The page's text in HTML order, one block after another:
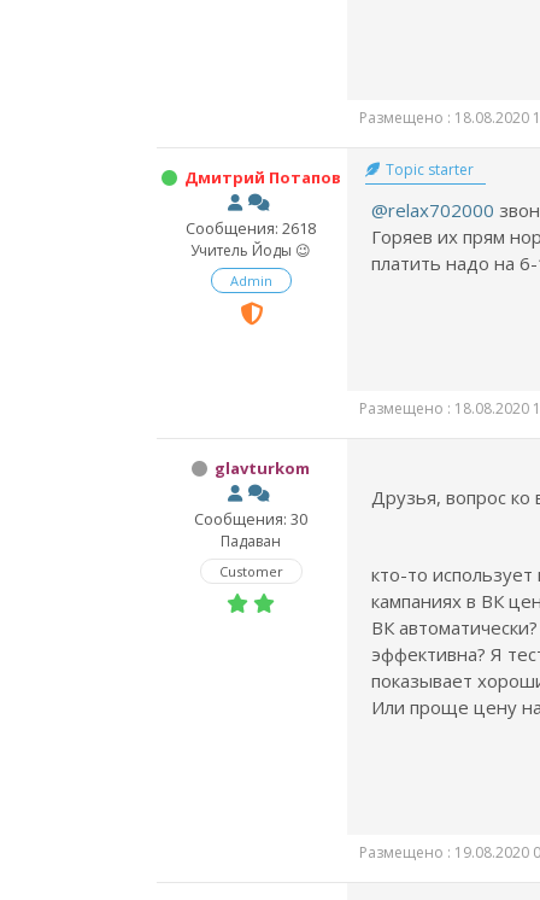
Размещено : 18.08.2020
Дмитрий Потапов
Сообщения: 2618
Учитель Йоды 😉
Admin
Topic starter
@relax702000
Горяев их прям
платить надо на
Размещено : 18.08.2020
glavturkom
Сообщения: 30
Падаван
Customer
Друзья, вопрос ко
кто-то
кампаниях в ВК
ВК
эффективна? Я
показывает
Или проще цену
Размещено : 19.08.2020